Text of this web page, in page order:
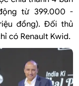
từ 399.000 -
đồng). Đối thủ
có Renault Kwid.